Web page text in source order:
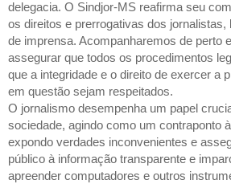
delegacia. O Sindjor-MS reafirma seu
os direitos e prerrogativas dos jornalistas,
de imprensa. Acompanharemos de perto
assegurar que todos os procedimentos
que a integridade e o direito de exercer a
em questão sejam respeitados.
O jornalismo desempenha um papel
sociedade, agindo como um contraponto
expondo verdades inconvenientes e
público à informação transparente e
apreender computadores e outros